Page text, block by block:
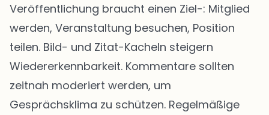
Veröffentlichung braucht einen Ziel-: Mitglied
werden, Veranstaltung besuchen, Position
teilen. Bild- und Zitat-Kacheln steigern
Wiedererkennbarkeit. Kommentare sollten
zeitnah moderiert werden, um
Gesprächsklima zu schützen. Regelmäßige